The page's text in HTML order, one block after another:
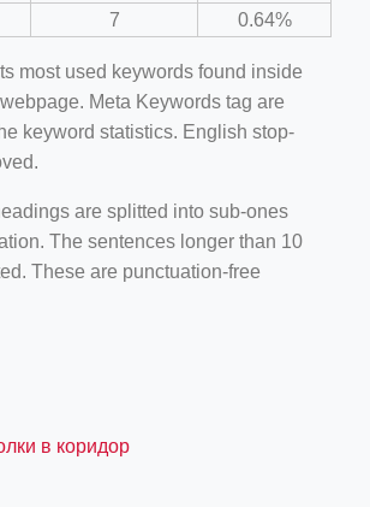
7 0.64%
most used keywords found inside
Meta Keywords tag are
keyword statistics. English stop-
are splitted into sub-ones
The sentences longer than 10
These are punctuation-free
в коридор